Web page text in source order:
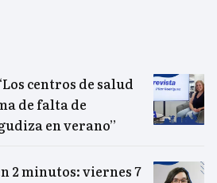
centros de salud
de falta de
en verano”
2 minutos: viernes 7